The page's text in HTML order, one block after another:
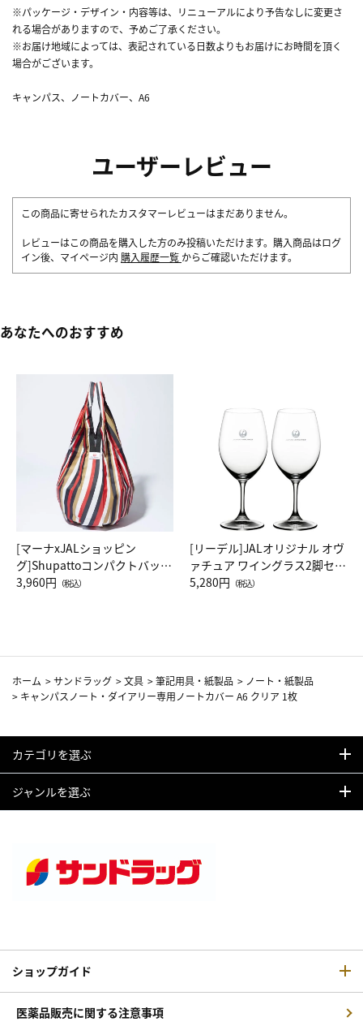
※パッケージ・デザイン・内容等は、リニューアルにより予告なしに変更さ
れる場合がありますので、予めご了承ください。
※お届け地域によっては、表記されている日数よりもお届けにお時間を頂く
場合がございます。
キャンパス、ノートカバー、A6
ユーザーレビュー
この商品に寄せられたカスタマーレビューはまだありません。
レビューはこの商品を購入した方のみ投稿いただけます。購入商品はログ
イン後、マイページ内 購入履歴一覧 からご確認いただけます。
あなたへのおすすめ
[マーナxJALショッピン
グ]Shupattoコンパクトバッグ
Drop JAL客室乗務員（LC）ス
3,960円 （税込）
[リーデル]JALオリジナル オヴ
ァチュア ワイングラス2脚セッ
ト（レッドワイン）
5,280円 （税込）
ホーム >サンドラッグ >文具 >筆記用具・紙製品 > ノート・紙製品
> キャンパスノート・ダイアリー専用ノートカバー A6 クリア 1枚
カテゴリを選ぶ
ジャンルを選ぶ
ショップガイド
医薬品販売に関する注意事項